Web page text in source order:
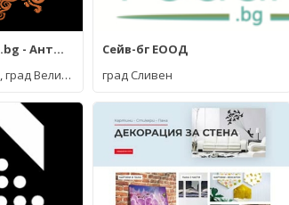
AntiqueBoutique.bg - Антикварен магазин
,град Велинград
Сейв-бг ЕООД
град Сливен